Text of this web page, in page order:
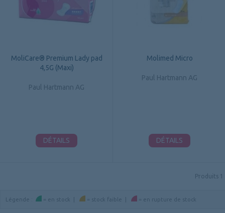
MoliCare® Premium Lady pad
4,5G (Maxi)
Paul Hartmann AG
DÉTAILS
Molimed Micro
Paul Hartmann AG
DÉTAILS
Produits 1
Légende = en stock = stock faible = en rupture de stock